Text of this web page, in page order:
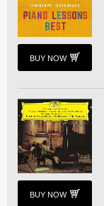
BUY NOW
BUY NOW